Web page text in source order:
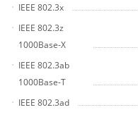
IEEE 802.3x
IEEE 802.3z
1000Base-X
IEEE 802.3ab
1000Base-T
IEEE 802.3ad